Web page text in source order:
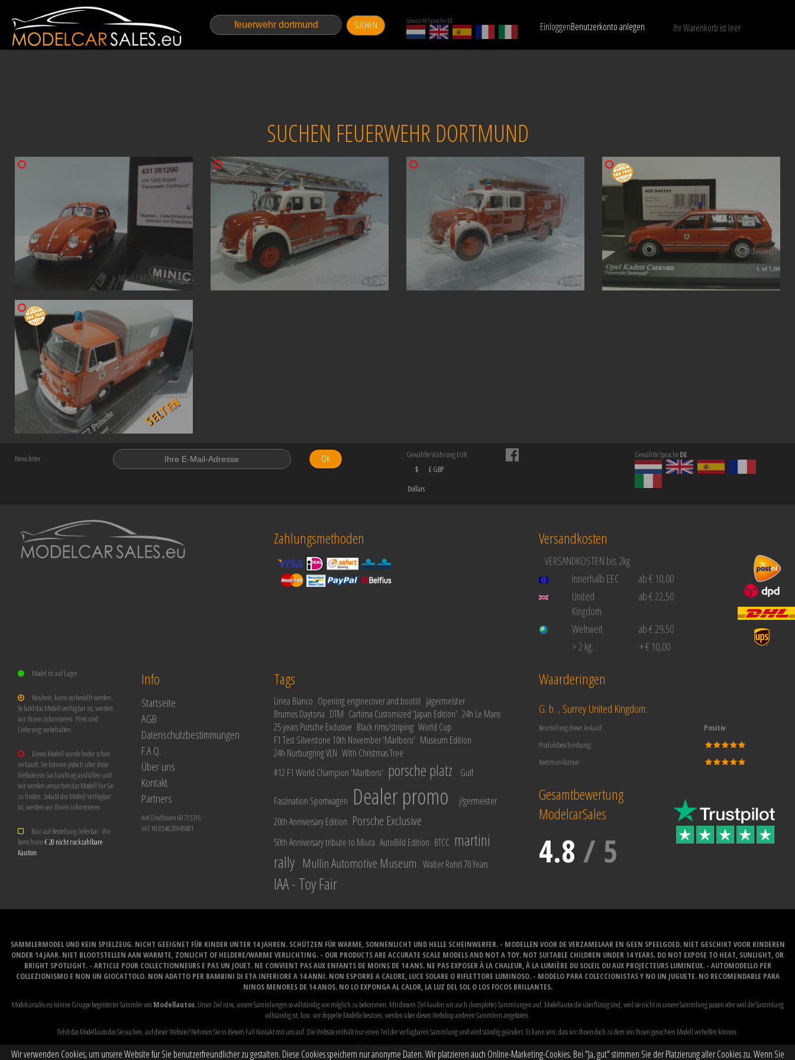
SUCHEN Gewählte Sprache DE EinloggenBenutzerkonto anlegen Ihr Warenkorb ist leer
Nur verfügbare Modelle anzeigen LÖSCHEN
SUCHEN FEUERWEHR DORTMUND
SELTEN
News letter OK
Gewählte Währung EUR
$
Dollars
£ GBP
Gewählte SpracheDE
Zahlungsmethoden Versandkosten
VERSANDKOSTEN bis 2kg
Innerhalb EEC
ab € 10,00
United
Kingdom
ab € 22,50
Weltweit
ab € 29,50
> 2 kg:
+ € 10,00
Model ist auf Lager.
Neuheit, kann vorbestellt werden.
So bald das Modell verfügbar ist, werden
wir Ihnen informieren. Preis und
Lieferung vorbehalten.
Dieses Modell wurde leider schon
verkauft. Sie können jedoch über diese
Website ein Suchauftrag ausfüllen und
wir werden versuchen das Modell fur Sie
zu finden. Sobald das Modell Verfügbar
ist, werden wir Ihnen informieren.
Nur auf Bestellung lieferbar. Wir
berechnen€ 20 nicht ruckzahlbare
Kaution.
Info
Startseite
AGB
Datenschutzbestimmungen
F.A.Q.
Über uns
Kontakt
Partners
KvK Eindhoven 60715316
VAT NL854028948B01
Tags
Linea Bianco Opening enginecover and bootlit jägermeister
Brumos Daytona DTM Cartima Customized 'Japan Edition' 24h Le Mans
25 years Porsche Exclusive Black rims/striping World Cup
F1 Test Silverstone 10th November 'Marlboro' Museum Edition
24h Nurburgring VLN With Christmas Tree
#12 F1 World Champion 'Marlboro' porsche platz Gulf
Faszination Sportwagen Dealer promo
j?germeister
20th Anniversary Edition Porsche Exclusive
50th Anniversary tribute to Miura AutoBild Edition BTCC martini
rally Mullin Automotive Museum Walter Rohrl 70 Years
IAA - Toy Fair
Waarderingen
G. b. , Surrey United Kingdom:
Beurteilung dieser Ankauf:
Positiv
Produktbeschreibung:
Kommunikation:
Gesamtbewertung
ModelcarSales
4.8 / 5
SAMMLERMODEL UND KEIN SPIELZEUG. NICHT GEEIGNET FÜR KINDER UNTER 14 JAHREN. SCHÜTZEN FÜR WARME, SONNENLICHT UND HELLE SCHEINWERFER. - MODELLEN VOOR DE VERZAMELAAR EN GEEN SPEELGOED. NIET GESCHIKT VOOR KINDEREN
ONDER 14 JAAR. NIET BLOOTSTELLEN AAN WARMTE, ZONLICHT OF HELDERE/WARME VERLICHTING. - OUR PRODUCTS ARE ACCURATE SCALE MODELS AND NOT A TOY. NOT SUITABLE CHILDREN UNDER 14 YEARS. DO NOT EXPOSE TO HEAT, SUNLIGHT, OR
BRIGHT SPOTLIGHT. - ARTICLE POUR COLLECTIONNEURS E PAS UN JOUET. NE CONVIENT PAS AUX ENFANTS DE MOINS DE 14 ANS. NE PAS EXPOSER À LA CHALEUR, À LA LUMIÈRE DU SOLEIL OU AUX PROJECTEURS LUMINEUX. - AUTOMODELLO PER
COLLEZIONISMO E NON UN GIOCATTOLO. NON ADATTO PER BAMBINI DI ETA INFERIORE A 14 ANNI. NON ESPORRE A CALORE, LUCE SOLARE O RIFLETTORE LUMINOSO. - MODELO PARA COLECCIONISTAS Y NO UN JUGUETE. NO RECOMENDABLE PARA
NINOS MENORES DE 14 ANOS. NO LO EXPONGA AL CALOR, LA LUZ DEL SOL O LOS FOCOS BRILLANTES.
Modelcarsales.eu ist eine Gruppe begeisterter Sammler von Modellautos. Unser Ziel ist es, unsere Sammlungen so vollständig wie möglich zu bekommen. Mit diesem Ziel kaufen wir auch (komplette) Sammlungen auf. Modellautos die überflüssig sind, weil sie nicht in unsere Sammlung passen oder weil die Sammlung
vollständig ist, bzw. wir doppelte Modelle besitzen, werden über diesen Webshop anderen Sammlern angeboten.
Fehlt das Modellauto das Sie suchen, auf dieser Website? Nehmen Sie in diesem Fall Kontakt mit uns auf. Die Website enthält nur einen Teil der verfügbaren Sammlung und wird ständig geändert. Es kann sein, dass wir Ihnen doch zu dem von Ihnen gesuchten Modell verhelfen können.
Sie haben vor, Ihre...
Mehr lesen
Wir verwenden Cookies, um unsere Website für Sie benutzerfreundlicher zu gestalten. Diese Cookies speichern nur anonyme Daten. Wir platzieren auch Online-Marketing-Cookies. Bei "Ja, gut" stimmen Sie der Platzierung aller Cookies zu. Wenn Sie